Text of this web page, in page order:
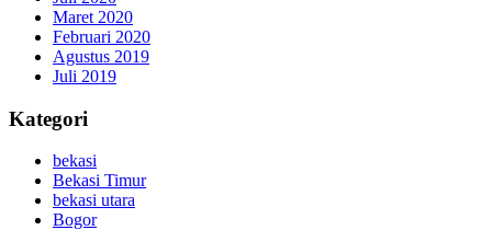
Maret 2020
Februari 2020
Agustus 2019
Juli 2019
Kategori
bekasi
Bekasi Timur
bekasi utara
Bogor